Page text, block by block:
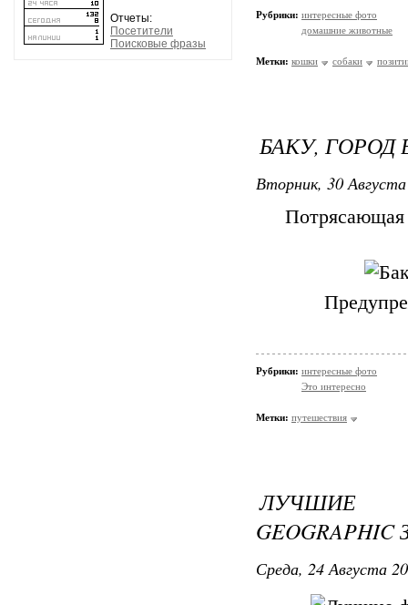
Отчеты:
Посетители
Поисковые фразы
Рубрики: интересные фото
домашние животные
Метки: кошки собаки
БАКУ, ГОРОД
Вторник, 30
Потрясающая
Рубрики: интересные фото
Это интересно
Метки: путешествия
ЛУЧШИЕ
Среда, 24 Августа